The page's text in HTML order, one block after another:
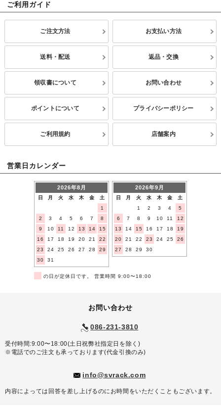
ご利用ガイド
ご注文方法 お支払い方法
送料・配送 返品・交換
領収書について お問い合わせ
ポイントについて プライバシーポリシー
ご利用規約 店舗案内
営業日カレンダー
2026年8月
日 月 火 水 木 金
土
1
2
3 4 5 6 7
8
9
10 11 12 13 14
15
16
17 18 19 20 21
22
23
24 25 26 27 28
29
30
31
2026年9月
日 月 火 水 木 金
土
1
2 3 4
5
6
7 8 9 10 11
12
13
14 15 16 17 18
19
20
21 22 23 24 25
26
27
28 29 30
の日が定休日です。 営業時間 9:00〜18:00
お問い合わせ
086-231-3810
受付時間:9:00〜18:00(土日祝弊社指定日を除く)
※電話でのご注文も承っております(代金引換のみ)
info@svrack.com
内容によっては回答を差し上げるのにお時間をいただくこともございます。